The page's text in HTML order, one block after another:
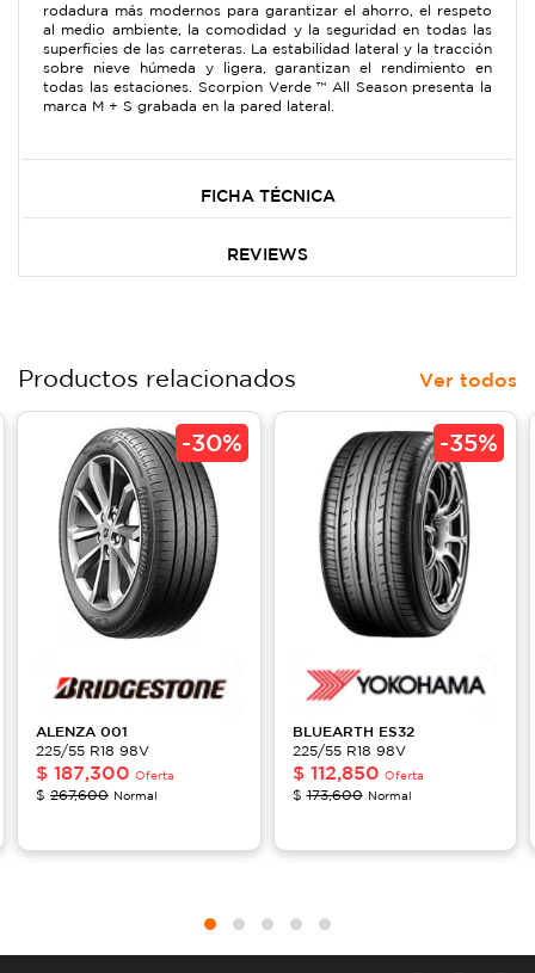
rodadura más modernos para garantizar el ahorro, el respeto
al medio ambiente, la comodidad y la seguridad en todas las
superficies de las carreteras. La estabilidad lateral y la tracción
sobre nieve húmeda y ligera, garantizan el rendimiento en
todas las estaciones. Scorpion Verde ™ All Season presenta la
marca M + S grabada en la pared lateral.
FICHA TÉCNICA
REVIEWS
Productos relacionados Ver todos
-30%
ALENZA 001
225/55 R18 98V
$ 187,300 Oferta
$ 267,600 Normal
-35%
BLUEARTH ES32
225/55 R18 98V
$ 112,850 Oferta
$173,600 Normal